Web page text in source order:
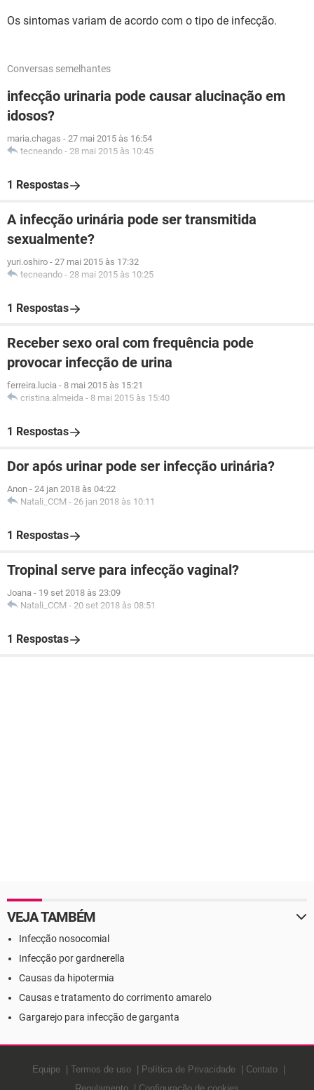
Os sintomas variam de acordo com o tipo de infecção.
Conversas semelhantes
infecção urinaria pode causar alucinação em
idosos?
maria.chagas - 27 mai 2015 às 16:54
tecneando - 28 mai 2015 às 10:45
1 Respostas
A infecção urinária pode ser transmitida
sexualmente?
yuri.oshiro - 27 mai 2015 às 17:32
tecneando - 28 mai 2015 às 10:25
1 Respostas
Receber sexo oral com frequência pode
provocar infecção de urina
ferreira.lucia - 8 mai 2015 às 15:21
cristina.almeida - 8 mai 2015 às 15:40
1 Respostas
Dor após urinar pode ser infecção urinária?
Anon - 24 jan 2018 às 04:22
Natali_CCM - 26 jan 2018 às 10:11
1 Respostas
Tropinal serve para infecção vaginal?
Joana - 19 set 2018 às 23:09
Natali_CCM - 20 set 2018 às 08:51
1 Respostas
VEJA TAMBÉM
Infecção nosocomial
Infecção por gardnerella
Causas da hipotermia
Causas e tratamento do corrimento amarelo
Gargarejo para infecção de garganta
Equipe Termos de uso Política de Privacidade
Contato